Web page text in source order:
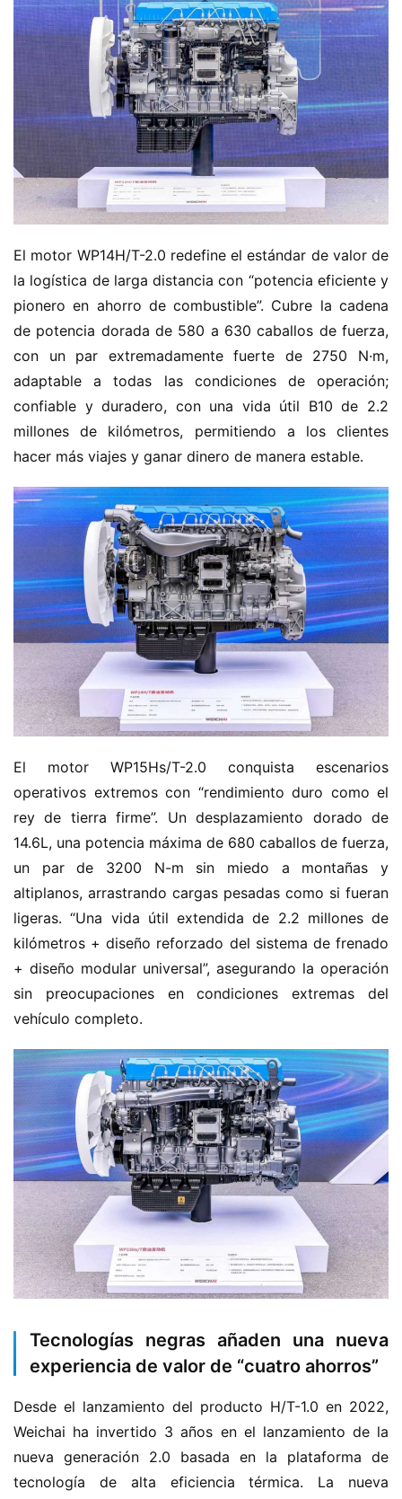
H
o
m
m
i
o
n
El motor WP14H/T-2.0 redefine el estándar de valor de
la logística de larga distancia con “potencia eficiente y
pionero en ahorro de combustible”. Cubre la cadena
de potencia dorada de 580 a 630 caballos de fuerza,
con un par extremadamente fuerte de 2750 N·m,
adaptable a todas las condiciones de operación;
confiable y duradero, con una vida útil B10 de 2.2
millones de kilómetros, permitiendo a los clientes
hacer más viajes y ganar dinero de manera estable.
El motor WP15Hs/T-2.0 conquista escenarios
operativos extremos con “rendimiento duro como el
rey de tierra firme”. Un desplazamiento dorado de
14.6L, una potencia máxima de 680 caballos de fuerza,
un par de 3200 N-m sin miedo a montañas y
altiplanos, arrastrando cargas pesadas como si fueran
ligeras. “Una vida útil extendida de 2.2 millones de
kilómetros + diseño reforzado del sistema de frenado
+ diseño modular universal”, asegurando la operación
sin preocupaciones en condiciones extremas del
vehículo completo.
Tecnologías negras añaden una nueva
experiencia de valor de “cuatro ahorros”
Desde el lanzamiento del producto H/T-1.0 en 2022,
Weichai ha invertido 3 años en el lanzamiento de la
nueva generación 2.0 basada en la plataforma de
tecnología de alta eficiencia térmica. La nueva